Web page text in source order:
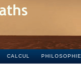
CALCUL PHILOSOPHIE